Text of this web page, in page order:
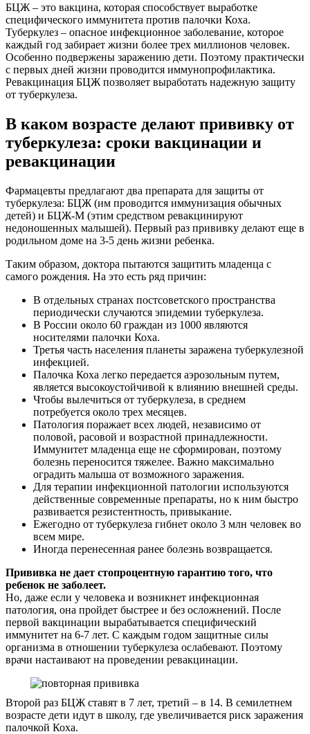
БЦЖ – это вакцина, которая способствует выработке
специфического иммунитета против палочки Коха.
Туберкулез – опасное инфекционное заболевание, которое
каждый год забирает жизни более трех миллионов человек.
Особенно подвержены заражению дети. Поэтому практически
с первых дней жизни проводится иммунопрофилактика.
Ревакцинация БЦЖ позволяет выработать надежную защиту
от туберкулеза.
В каком возрасте делают прививку от
туберкулеза: сроки вакцинации и
ревакцинации
Фармацевты предлагают два препарата для защиты от
туберкулеза: БЦЖ (им проводится иммунизация обычных
детей) и БЦЖ-М (этим средством ревакцинируют
недоношенных малышей). Первый раз прививку делают еще в
родильном доме на 3-5 день жизни ребенка.
Таким образом, доктора пытаются защитить младенца с
самого рождения. На это есть ряд причин:
В отдельных странах постсоветского пространства
периодически случаются эпидемии туберкулеза.
В России около 60 граждан из 1000 являются
носителями палочки Коха.
Третья часть населения планеты заражена туберкулезной
инфекцией.
Палочка Коха легко передается аэрозольным путем,
является высокоустойчивой к влиянию внешней среды.
Чтобы вылечиться от туберкулеза, в среднем
потребуется около трех месяцев.
Патология поражает всех людей, независимо от
половой, расовой и возрастной принадлежности.
Иммунитет младенца еще не сформирован, поэтому
болезнь переносится тяжелее. Важно максимально
оградить малыша от возможного заражения.
Для терапии инфекционной патологии используются
действенные современные препараты, но к ним быстро
развивается резистентность, привыкание.
Ежегодно от туберкулеза гибнет около 3 млн человек во
всем мире.
Иногда перенесенная ранее болезнь возвращается.
Прививка не дает стопроцентную гарантию того, что
ребенок не заболеет.
Но, даже если у человека и возникнет инфекционная
патология, она пройдет быстрее и без осложнений. После
первой вакцинации вырабатывается специфический
иммунитет на 6-7 лет. С каждым годом защитные силы
организма в отношении туберкулеза ослабевают. Поэтому
врачи настаивают на проведении ревакцинации.
Второй раз БЦЖ ставят в 7 лет, третий – в 14. В семилетнем
возрасте дети идут в школу, где увеличивается риск заражения
палочкой Коха.